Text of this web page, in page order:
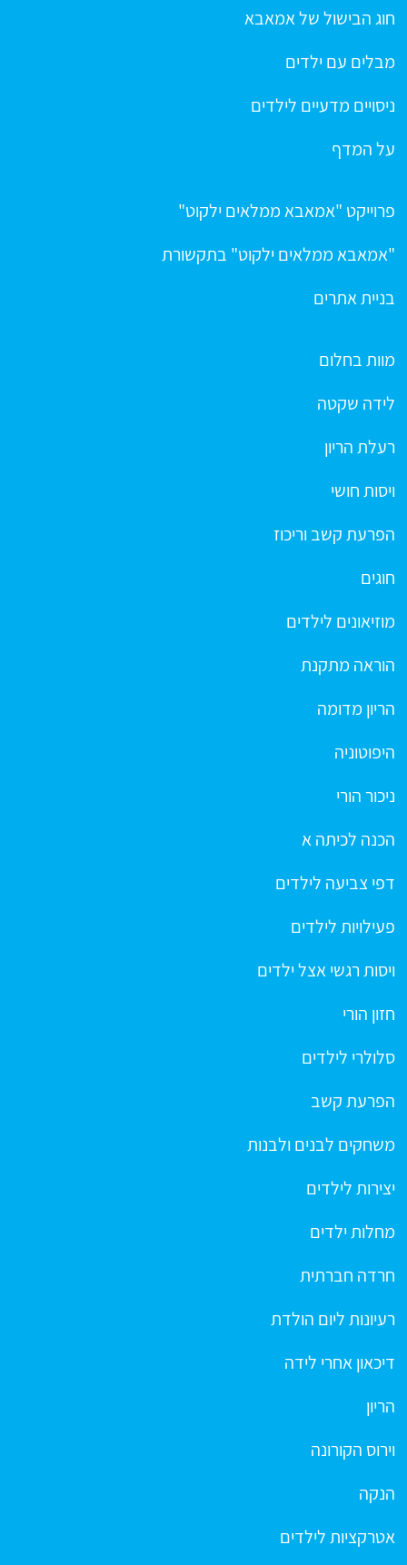
חוג הבישול של אמאבא
מבלים עם ילדים
ניסויים מדעיים לילדים
על המדף
פרוייקט "אמאבא ממלאים ילקוט"
"אמאבא ממלאים ילקוט" בתקשורת
בניית אתרים
מוות בחלום
לידה שקטה
רעלת הריון
ויסות חושי
הפרעת קשב וריכוז
חוגים
מוזיאונים לילדים
הוראה מתקנת
הריון מדומה
היפוטוניה
ניכור הורי
הכנה לכיתה א
דפי צביעה לילדים
פעילויות לילדים
ויסות רגשי אצל ילדים
חזון הורי
סלולרי לילדים
הפרעת קשב
משחקים לבנים ולבנות
יצירות לילדים
מחלות ילדים
חרדה חברתית
רעיונות ליום הולדת
דיכאון אחרי לידה
הריון
וירוס הקורונה
הנקה
אטרקציות לילדים